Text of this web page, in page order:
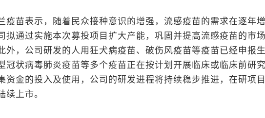
苗表示，随着民众接种意识的增强，流感疫苗的需求在逐年增
拟通过实施本次募投项目扩大产能，巩固并提高流感疫苗的市
外，公司研发的人用狂犬病疫苗、破伤风疫苗等疫苗已经申报生
冠状病毒肺炎疫苗等多个疫苗正在按计划开展临床或临床前研究
资金的投入及使用，公司的研发进程将持续稳步推进，在研项
续上市。